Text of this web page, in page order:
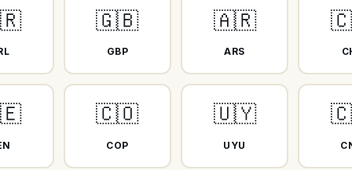
🇬🇧
GBP
🇦🇷
ARS
🇨🇴
COP
🇺🇾
UYU